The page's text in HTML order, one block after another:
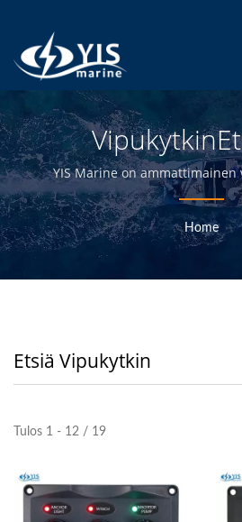
Taiwanin
Kytkinpaneelit
Valmistaja |
YIS Marine on ammattimainen
omistautunut tarjoamaan
elektroniikkatuotteita
vähittäiskauppiaille ja
meriteollisuudessa yli 30
Home
Etsiä Vipukytkin
Tulos 1 - 12 / 19